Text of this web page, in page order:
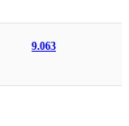
9.063